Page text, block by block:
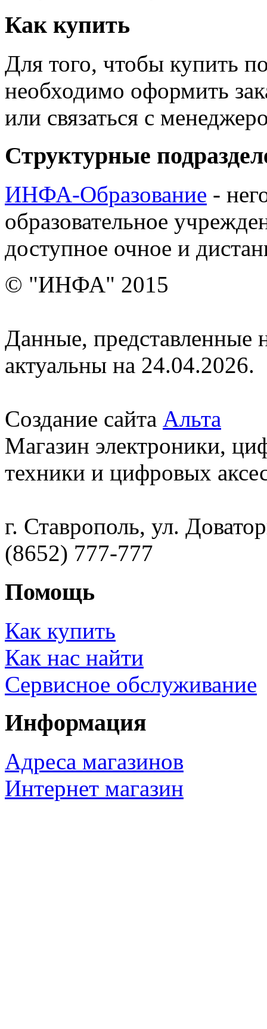
Как купить
Для того, чтобы купить
необходимо оформить
или связаться с
Структурные
ИНФА-Образование -
образовательное
доступное очное и
© "ИНФА" 2015
Данные, представленные
актуальны на 24.04.2026.
Создание сайта Альта
Магазин электроники,
техники и цифровых
г. Ставрополь, ул.
(8652) 777-777
Помощь
Как купить
Как нас найти
Сервисное обслуживание
Информация
Адреса магазинов
Интернет магазин